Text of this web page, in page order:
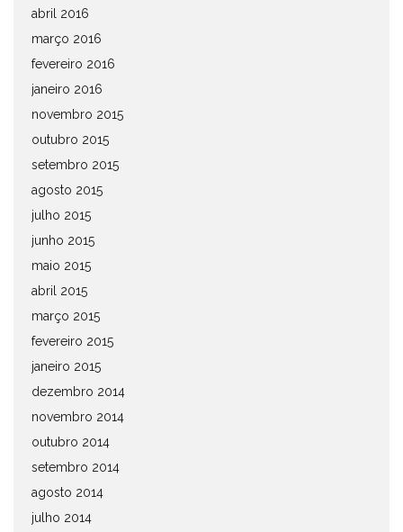
abril 2016
março 2016
fevereiro 2016
janeiro 2016
novembro 2015
outubro 2015
setembro 2015
agosto 2015
julho 2015
junho 2015
maio 2015
abril 2015
março 2015
fevereiro 2015
janeiro 2015
dezembro 2014
novembro 2014
outubro 2014
setembro 2014
agosto 2014
julho 2014